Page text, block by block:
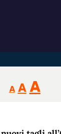
A
Reducir
tamaño
AA
de